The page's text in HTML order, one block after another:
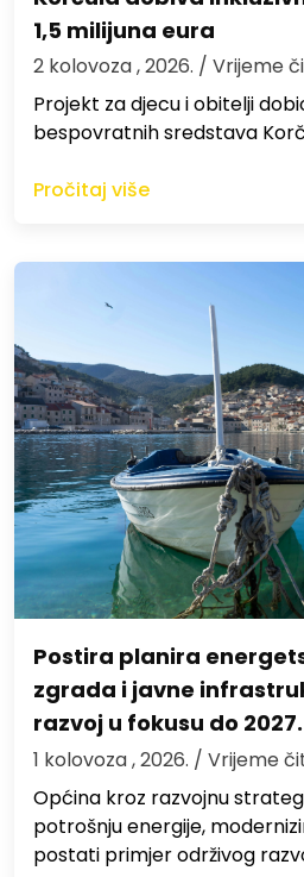
1,5 milijuna eura
2 kolovoza , 2026. / Vrijeme
Projekt za djecu i obitelji
bespovratnih sredstava
Pročitaj više
Postira planira
zgrada i javne
razvoj u fokusu do 2027.
1 kolovoza , 2026. / Vrijeme
Općina kroz razvojnu
potrošnju energije,
postati primjer održivog